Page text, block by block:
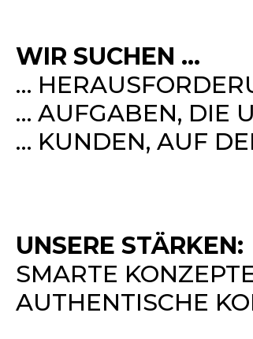
WIR SUCHEN …
…
… AUFGABEN, DIE
… KUNDEN, AUF
UNSERE STÄRKEN:
SMARTE
AUTHENTISCHE